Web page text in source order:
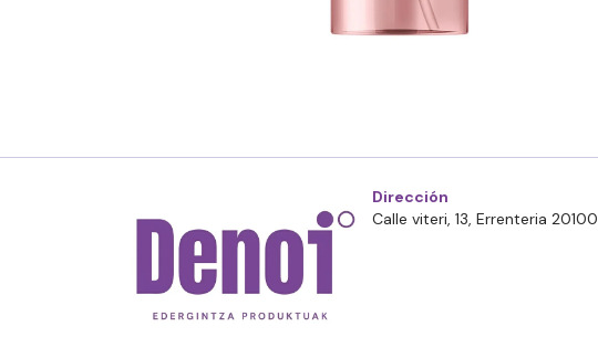
Dirección
Calle viteri, 13, Errenteria 20100